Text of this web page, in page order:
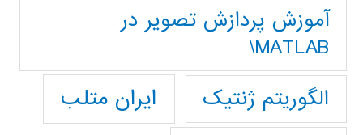
آموزش پردازش تصوير در
MATLAB\
الگوریتم ژنتیک
ایران متلب